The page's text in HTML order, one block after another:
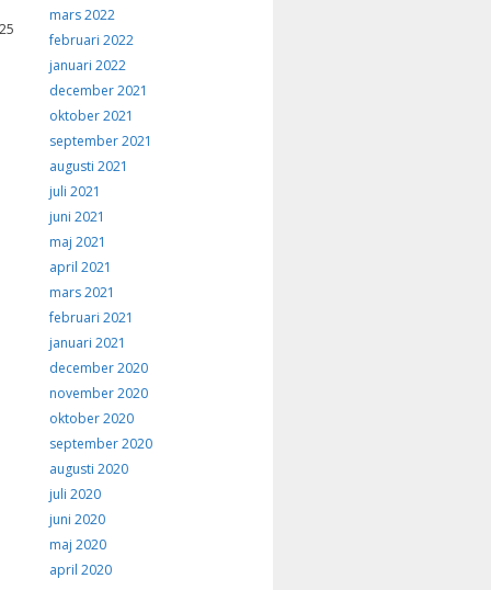
mars 2022
februari 2022
januari 2022
december 2021
oktober 2021
september 2021
augusti 2021
juli 2021
juni 2021
maj 2021
april 2021
mars 2021
februari 2021
januari 2021
december 2020
november 2020
oktober 2020
september 2020
augusti 2020
juli 2020
juni 2020
maj 2020
april 2020